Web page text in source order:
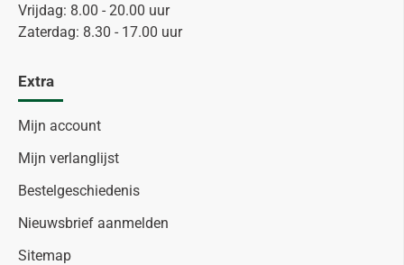
Vrijdag: 8.00 - 20.00 uur
Zaterdag: 8.30 - 17.00 uur
Extra
Mijn account
Mijn verlanglijst
Bestelgeschiedenis
Nieuwsbrief aanmelden
Sitemap